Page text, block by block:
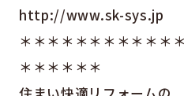
http://www.sk-sys.jp
＊＊＊＊＊＊＊＊＊＊＊
＊＊＊＊＊＊